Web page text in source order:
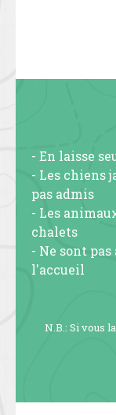
- En laisse
- Les chiens
pas admis
- Les
chalets
- Ne sont
l'accueil
N.B.: Si vous